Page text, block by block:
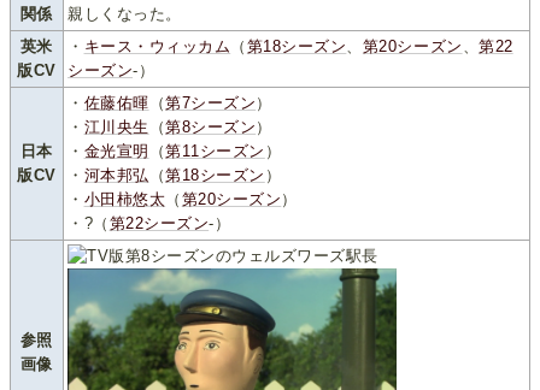
関係
親しくなった。
英米
版CV
・ キース・ウィッカム （ 第18シーズン 第20シーズン 、第22
シーズン-）
日本
版CV
・ 佐藤佑暉 （第7シーズン ）
・ 江川央生 （第8シーズン ）
・ 金光宣明 （第11シーズン ）
・ 河本邦弘 （第18シーズン ）
・ 小田柿悠太 （ 第20シーズン ）
・?（ 第22シーズン-）
参照
画像